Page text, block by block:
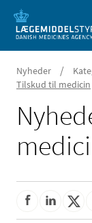
Nyheder /
Tilskud til medicin